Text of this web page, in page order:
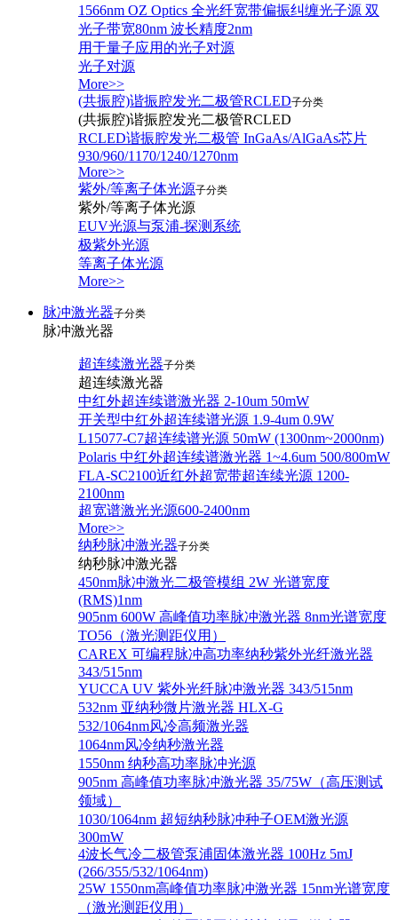
1566nm OZ Optics 全光纤宽带偏振纠缠光子源 双
光子带宽80nm 波长精度2nm
用于量子应用的光子对源
光子对源
More>>
(共振腔)谐振腔发光二极管RCLED子分类
(共振腔)谐振腔发光二极管RCLED
RCLED谐振腔发光二极管 InGaAs/AlGaAs芯片
930/960/1170/1240/1270nm
More>>
紫外/等离子体光源子分类
紫外/等离子体光源
EUV光源与泵浦-探测系统
极紫外光源
等离子体光源
More>>
脉冲激光器子分类
脉冲激光器
超连续激光器子分类
超连续激光器
中红外超连续谱激光器 2-10um 50mW
开关型中红外超连续谱光源 1.9-4um 0.9W
L15077-C7超连续谱光源 50mW (1300nm~2000nm)
Polaris 中红外超连续谱激光器 1~4.6um 500/800mW
FLA-SC2100近红外超宽带超连续光源 1200-
2100nm
超宽谱激光光源600-2400nm
More>>
纳秒脉冲激光器子分类
纳秒脉冲激光器
450nm脉冲激光二极管模组 2W 光谱宽度
(RMS)1nm
905nm 600W 高峰值功率脉冲激光器 8nm光谱宽度
TO56（激光测距仪用）
CAREX 可编程脉冲高功率纳秒紫外光纤激光器
343/515nm
YUCCA UV 紫外光纤脉冲激光器 343/515nm
532nm 亚纳秒微片激光器 HLX-G
532/1064nm风冷高频激光器
1064nm风冷纳秒激光器
1550nm 纳秒高功率脉冲光源
905nm 高峰值功率脉冲激光器 35/75W（高压测试
领域）
1030/1064nm 超短纳秒脉冲种子OEM激光源
300mW
4波长气冷二极管泵浦固体激光器 100Hz 5mJ
(266/355/532/1064nm)
25W 1550nm高峰值功率脉冲激光器 15nm光谱宽度
（激光测距仪用）